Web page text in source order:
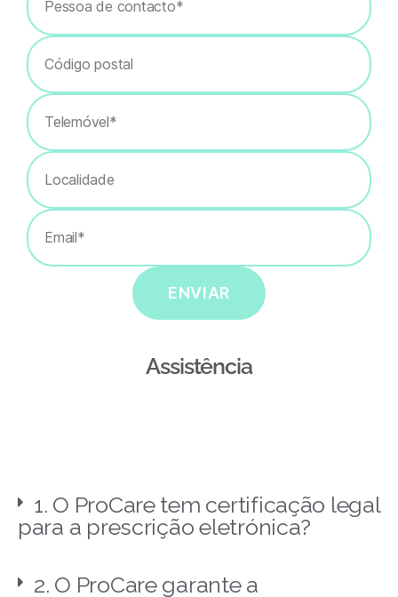
ENVIAR
Assistência
1. O ProCare tem certificação legal
para a prescrição eletrónica?
2. O ProCare garante a